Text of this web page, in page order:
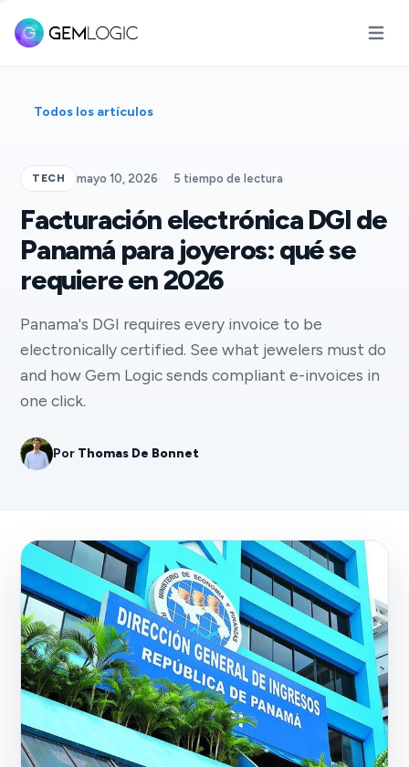
Abrir
Todos los artículos
TECH mayo 10, 2026· 5 tiempo de lectura
Facturación electrónica DGI de
Panamá para joyeros: qué se
requiere en 2026
Panama's DGI requires every invoice to be
electronically certified. See what jewelers must do
and how Gem Logic sends compliant e-invoices in
one click.
Por Thomas De Bonnet